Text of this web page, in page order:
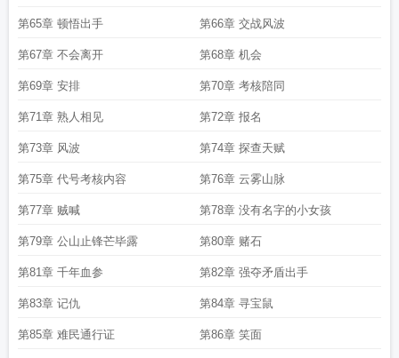
第65章 顿悟出手 第66章 交战风波
第67章 不会离开 第68章 机会
第69章 安排 第70章 考核陪同
第71章 熟人相见 第72章 报名
第73章 风波 第74章 探查天赋
第75章 代号考核内容 第76章 云雾山脉
第77章 贼喊 第78章 没有名字的小女孩
第79章 公山止锋芒毕露 第80章 赌石
第81章 千年血参 第82章 强夺矛盾出手
第83章 记仇 第84章 寻宝鼠
第85章 难民通行证 第86章 笑面